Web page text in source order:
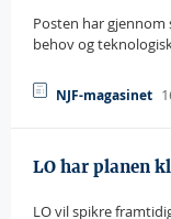
Posten har gjennom
behov og
NJF-magasinet
LO har planen
LO vil spikre